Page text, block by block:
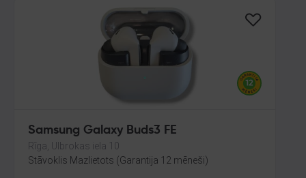
Samsung Galaxy Buds3 FE
Rīga, Ulbrokas iela 10
Stāvoklis Mazlietots (Garantija 12 mēneši)